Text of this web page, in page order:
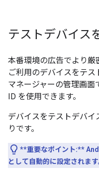
テストデバイス
本番環境の広告でより厳
ご利用のデバイスをテ
マネージャーの管理画面
ID を使用できます。
デバイスをテストデバ
りです。
**重要なポイント:**
として自動的に設定されます